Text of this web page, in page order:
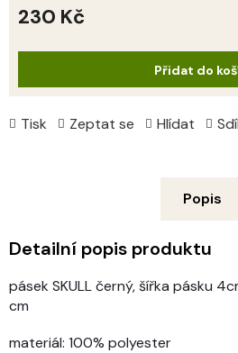
Tisk Zeptat se Hlídat
230 Kč
Přidat do
Popis
Detailní popis produktu
pásek SKULL černý, šířka pásku
cm
materiál: 100% polyester